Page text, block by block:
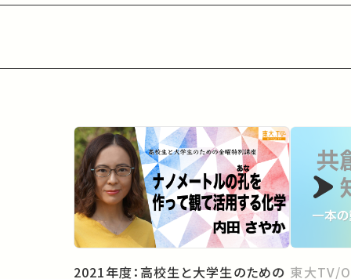
2021年度：高校生と大学生のための 東大TV/